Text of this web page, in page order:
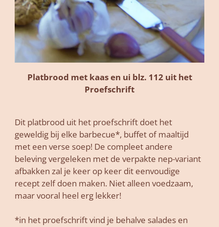
Platbrood met kaas en ui blz. 112 uit het
Proefschrift
Dit platbrood uit het proefschrift doet het
geweldig bij elke barbecue*, buffet of maaltijd
met een verse soep! De compleet andere
beleving vergeleken met de verpakte nep-variant
afbakken zal je keer op keer dit eenvoudige
recept zelf doen maken. Niet alleen voedzaam,
maar vooral heel erg lekker!
*in het proefschrift vind je behalve salades en